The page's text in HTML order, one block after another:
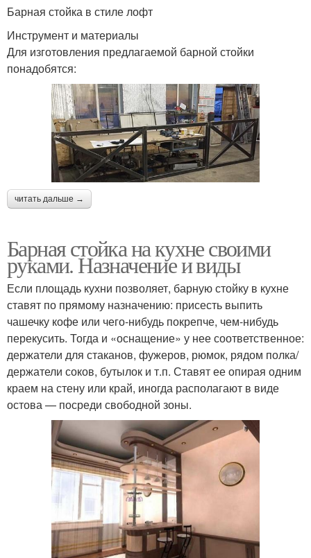
Барная стойка в стиле лофт
Инструмент и материалы
Для изготовления предлагаемой барной стойки
понадобятся:
читать дальше →
Барная стойка на кухне своими
руками. Назначение и виды
Если площадь кухни позволяет, барную стойку в кухне
ставят по прямому назначению: присесть выпить
чашечку кофе или чего-нибудь покрепче, чем-нибудь
перекусить. Тогда и «оснащение» у нее соответственное:
держатели для стаканов, фужеров, рюмок, рядом полка/
держатели соков, бутылок и т.п. Ставят ее опирая одним
краем на стену или край, иногда располагают в виде
остова — посреди свободной зоны.